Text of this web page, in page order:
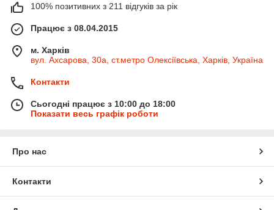
100% позитивних з 211 відгуків за рік
Працює з 08.04.2015
м. Харків
вул. Ахсарова, 30а, ст.метро Олексіївська, Харків, Україна
Контакти
Сьогодні працює з 10:00 до 18:00
Показати весь графік роботи
Про нас
Контакти